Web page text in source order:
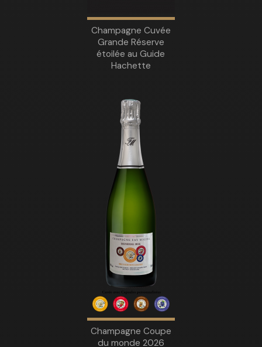
Champagne Cuvée
Grande Réserve
étoilée au Guide
Hachette
Champagne Coupe
du monde 2026